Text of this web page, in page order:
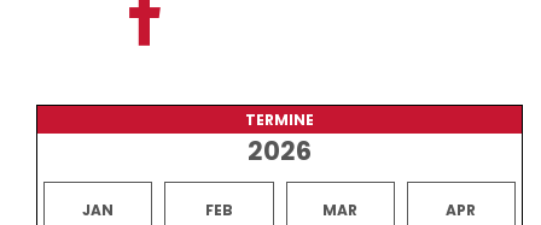
TERMINE
2026
JAN FEB MAR APR